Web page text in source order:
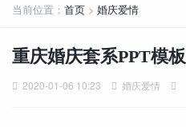
当前位置： 首页 > 婚庆爱情
重庆婚庆套系PPT模板
2020-01-06 10:23 婚庆爱情